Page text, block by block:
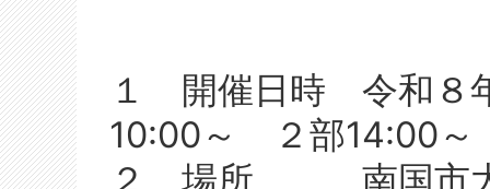
１ 開催日時 令和８
10:00～ ２部14:00～
２ 場所 南国市